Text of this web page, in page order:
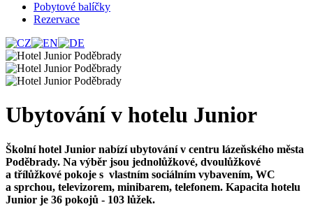
Pobytové balíčky
Rezervace
Ubytování v hotelu Junior
Školní hotel Junior nabízí ubytování v centru lázeňského města
Poděbrady. Na výběr jsou jednolůžkové, dvoulůžkové
a třílůžkové pokoje s vlastním sociálním vybavením, WC
a sprchou, televizorem, minibarem, telefonem. Kapacita hotelu
Junior je 36 pokojů - 103 lůžek.